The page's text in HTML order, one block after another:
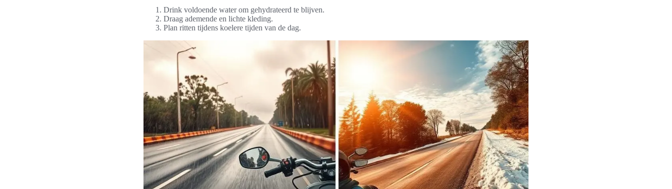
Drink voldoende water om gehydrateerd te blijven.
Draag ademende en lichte kleding.
Plan ritten tijdens koelere tijden van de dag.